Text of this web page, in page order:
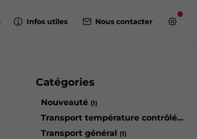
Infos utiles Nous contacter
Catégories
Nouveauté (1)
Transport température contrôlée
Transport général (1)